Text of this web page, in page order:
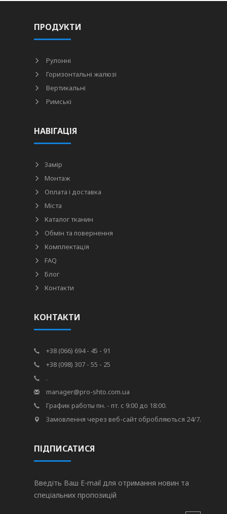
ПРОДУКТИ
Рулонні
Горизонтальні жалюзі
Вертикальні
Римські
НАВІГАЦІЯ
Замір
Монтаж
Оплата і доставка
Міста
Каталог тканин
Обмін та повернення
Комплектація
FAQ
Блог
Контакти
КОНТАКТИ
+38 (066) 694 - 45 - 91
+38 (098) 307 - 55 - 25
.
manager@pro-shto.com.ua
График работы пн. - пт. с 9:00 до 18:00.
Замовлення через веб-сайт обробляються 24/7.
ПІДПИСАТИСЯ
Введіть Ваш E-mail для отримання новин та
спеціальних пропозицій